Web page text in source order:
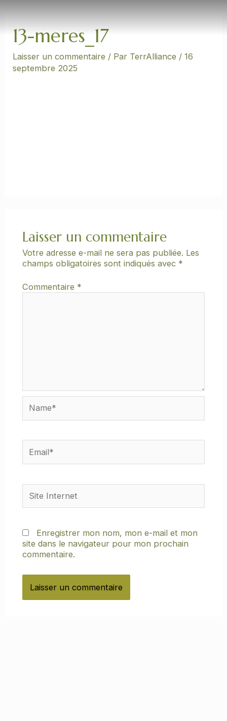
13-meres_17
Laisser un commentaire / Par TerrAlliance /16
septembre 2025
Laisser un commentaire
Votre adresse e-mail ne sera pas publiée. Les
champs obligatoires sont indiqués avec *
Commentaire *
Internet
Enregistrer mon nom, mon e-mail et mon
site dans le navigateur pour mon prochain
commentaire.